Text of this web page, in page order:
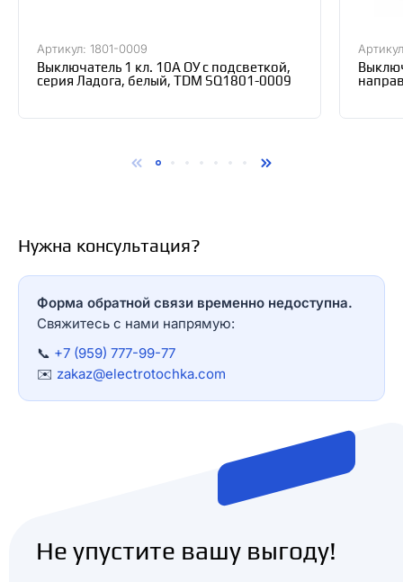
Артикул: 1801-0009
Выключатель 1 кл. 10А ОУ с подсветкой,
серия Ладога, белый, TDM SQ1801-0009
Нужна консультация?
Форма обратной связи временно недоступна.
Свяжитесь с нами напрямую:
📞 +7 (959) 777-99-77
✉️ zakaz@electrotochka.com
Не упустите вашу выгоду!